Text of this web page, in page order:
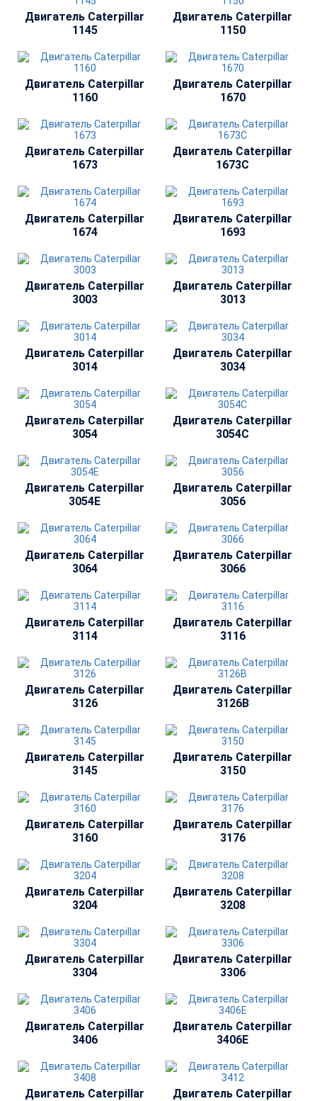
Двигатель Сaterpillar
1145
Двигатель Сaterpillar
1150
Двигатель Сaterpillar
1160
Двигатель Сaterpillar
1670
Двигатель Сaterpillar
1673
Двигатель Сaterpillar
1673C
Двигатель Сaterpillar
1674
Двигатель Сaterpillar
1693
Двигатель Сaterpillar
3003
Двигатель Сaterpillar
3013
Двигатель Сaterpillar
3014
Двигатель Сaterpillar
3034
Двигатель Сaterpillar
3054
Двигатель Сaterpillar
3054C
Двигатель Сaterpillar
3054E
Двигатель Сaterpillar
3056
Двигатель Сaterpillar
3064
Двигатель Сaterpillar
3066
Двигатель Сaterpillar
3114
Двигатель Сaterpillar
3116
Двигатель Сaterpillar
3126
Двигатель Сaterpillar
3126B
Двигатель Сaterpillar
3145
Двигатель Сaterpillar
3150
Двигатель Сaterpillar
3160
Двигатель Сaterpillar
3176
Двигатель Сaterpillar
3204
Двигатель Сaterpillar
3208
Двигатель Сaterpillar
3304
Двигатель Сaterpillar
3306
Двигатель Сaterpillar
3406
Двигатель Сaterpillar
3406E
Двигатель Сaterpillar
Двигатель Сaterpillar